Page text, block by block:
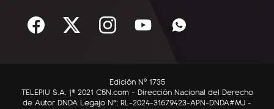
Sociedad
C5N Autos
Términos y condiciones
Edición Nº 1735
TELEPIU S.A. |© 2021 C5N.com - Dirección Nacional del Derecho
de Autor DNDA Legajo N°: RL-2024-31679423-APN-DNDA#MJ -